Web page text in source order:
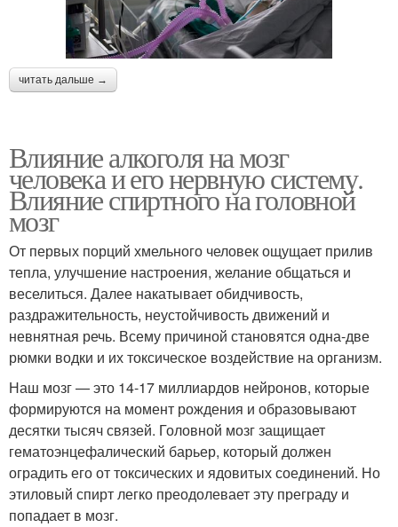
читать дальше →
Влияние алкоголя на мозг
человека и его нервную систему.
Влияние спиртного на головной
мозг
От первых порций хмельного человек ощущает прилив
тепла, улучшение настроения, желание общаться и
веселиться. Далее накатывает обидчивость,
раздражительность, неустойчивость движений и
невнятная речь. Всему причиной становятся одна-две
рюмки водки и их токсическое воздействие на организм.
Наш мозг — это 14-17 миллиардов нейронов, которые
формируются на момент рождения и образовывают
десятки тысяч связей. Головной мозг защищает
гематоэнцефалический барьер, который должен
оградить его от токсических и ядовитых соединений. Но
этиловый спирт легко преодолевает эту преграду и
попадает в мозг.